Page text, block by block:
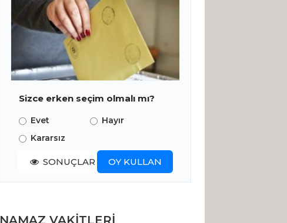
Sizce erken seçim olmalı mı?
Evet
Hayır
Kararsız
SONUÇLAR OY KULLAN
NAMAZ VAKİTLERİ